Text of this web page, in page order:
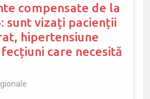
compensate de la
sunt vizați pacienții
hipertensiune
care necesită